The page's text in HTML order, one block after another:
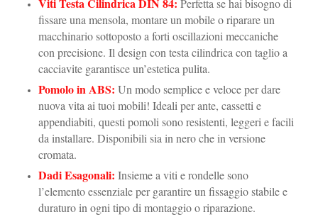
Perfetta se hai bisogno di
fissare una mensola, montare un mobile o riparare un
macchinario sottoposto a forti oscillazioni meccaniche
con precisione. Il design con testa cilindrica con taglio a
cacciavite garantisce un’estetica pulita.
Pomolo in ABS: Un modo semplice e veloce per dare
nuova vita ai tuoi mobili! Ideali per ante, cassetti e
appendiabiti, questi pomoli sono resistenti, leggeri e facili
da installare. Disponibili sia in nero che in versione
cromata.
Dadi Esagonali: Insieme a viti e rondelle sono
l’elemento essenziale per garantire un fissaggio stabile e
duraturo in ogni tipo di montaggio o riparazione.